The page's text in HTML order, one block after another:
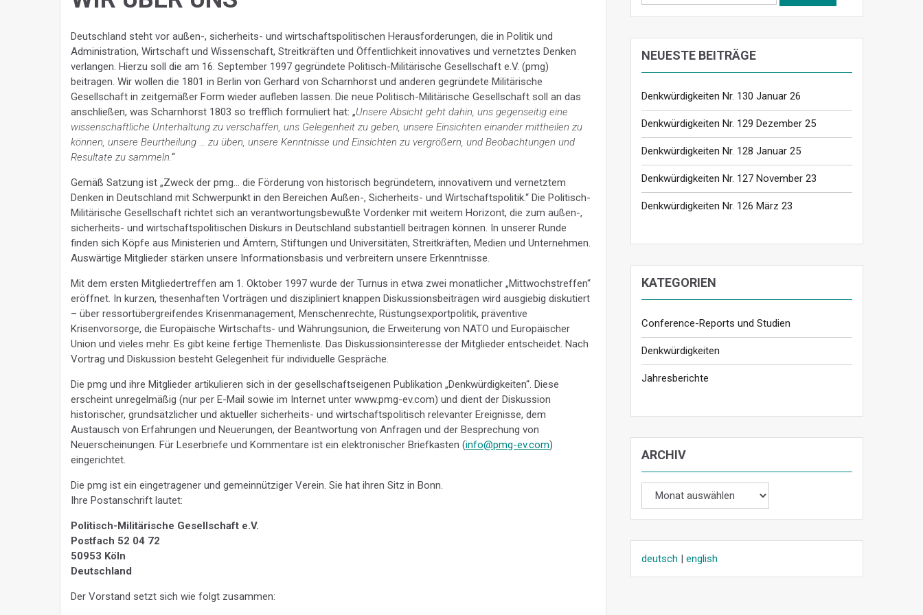
Deutschland steht vor außen-, sicherheits- und wirtschaftspolitischen Herausforderungen, die in Politik und
Administration, Wirtschaft und Wissenschaft, Streitkräften und Öffentlichkeit innovatives und vernetztes Denken
verlangen. Hierzu soll die am 16. September 1997 gegründete Politisch-Militärische Gesellschaft e.V. (pmg)
beitragen. Wir wollen die 1801 in Berlin von Gerhard von Scharnhorst und anderen gegründete Militärische
Gesellschaft in zeitgemäßer Form wieder aufleben lassen. Die neue Politisch-Militärische Gesellschaft soll an das
anschließen, was Scharnhorst 1803 so trefflich formuliert hat: „Unsere Absicht geht dahin, uns gegenseitig eine
wissenschaftliche Unterhaltung zu verschaffen, uns Gelegenheit zu geben, unsere Einsichten einander mittheilen zu
können, unsere Beurtheilung … zu üben, unsere Kenntnisse und Einsichten zu vergrößern, und Beobachtungen und
Resultate zu sammeln. “
Gemäß Satzung ist „Zweck der pmg… die Förderung von historisch begründetem, innovativem und vernetztem
Denken in Deutschland mit Schwerpunkt in den Bereichen Außen-, Sicherheits- und Wirtschaftspolitik.“ Die Politisch-
Militärische Gesellschaft richtet sich an verantwortungsbewußte Vordenker mit weitem Horizont, die zum außen-,
sicherheits- und wirtschaftspolitischen Diskurs in Deutschland substantiell beitragen können. In unserer Runde
finden sich Köpfe aus Ministerien und Ämtern, Stiftungen und Universitäten, Streitkräften, Medien und Unternehmen.
Auswärtige Mitglieder stärken unsere Informationsbasis und verbreitern unsere Erkenntnisse.
Mit dem ersten Mitgliedertreffen am 1. Oktober 1997 wurde der Turnus in etwa zwei monatlicher „Mittwochstreffen“
eröffnet. In kurzen, thesenhaften Vorträgen und diszipliniert knappen Diskussionsbeiträgen wird ausgiebig diskutiert
– über ressortübergreifendes Krisenmanagement, Menschenrechte, Rüstungsexportpolitik, präventive
Krisenvorsorge, die Europäische Wirtschafts- und Währungsunion, die Erweiterung von NATO und Europäischer
Union und vieles mehr. Es gibt keine fertige Themenliste. Das Diskussionsinteresse der Mitglieder entscheidet. Nach
Vortrag und Diskussion besteht Gelegenheit für individuelle Gespräche.
Die pmg und ihre Mitglieder artikulieren sich in der gesellschaftseigenen Publikation „Denkwürdigkeiten“. Diese
erscheint unregelmäßig (nur per E-Mail sowie im Internet unter www.pmg-ev.com) und dient der Diskussion
historischer, grundsätzlicher und aktueller sicherheits- und wirtschaftspolitisch relevanter Ereignisse, dem
Austausch von Erfahrungen und Neuerungen, der Beantwortung von Anfragen und der Besprechung von
Neuerscheinungen. Für Leserbriefe und Kommentare ist ein elektronischer Briefkasten (info@pmg-ev.com)
eingerichtet.
Die pmg ist ein eingetragener und gemeinnütziger Verein. Sie hat ihren Sitz in Bonn.
Ihre Postanschrift lautet:
Politisch-Militärische Gesellschaft e.V.
Postfach 52 04 72
50953 Köln
Deutschland
Der Vorstand setzt sich wie folgt zusammen:
NEUESTE BEITRÄGE
Denkwürdigkeiten Nr. 130 Januar 26
Denkwürdigkeiten Nr. 129 Dezember 25
Denkwürdigkeiten Nr. 128 Januar 25
Denkwürdigkeiten Nr. 127 November 23
Denkwürdigkeiten Nr. 126 März 23
KATEGORIEN
Conference-Reports und Studien
Denkwürdigkeiten
Jahresberichte
ARCHIV
Archiv
deutsch | english